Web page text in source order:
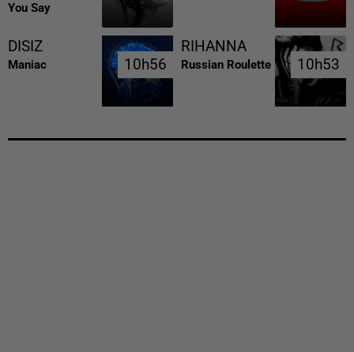
You Say
DISIZ
Maniac 10h56
10h56
RIHANNA
Russian Roulette 10h53
10h53